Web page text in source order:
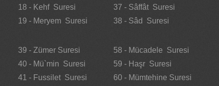
18 - Kehf Suresi
19 - Meryem Suresi
37 - Sâffât Suresi
38 - Sâd Suresi
39 - Zümer Suresi
40 - Mü`min Suresi
41 - Fussilet Suresi
58 - Mücadele Suresi
59 - Haşr Suresi
60 - Mümtehine Suresi